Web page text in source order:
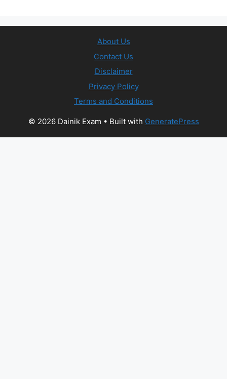
About Us
Contact Us
Disclaimer
Privacy Policy
Terms and Conditions
© 2026 Dainik Exam • Built with GeneratePress